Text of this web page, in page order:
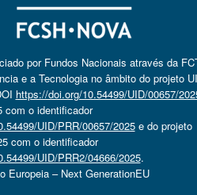
por Fundos Nacionais através da
e a Tecnologia no âmbito do projeto
https://doi.org/10.54499/UID/00657/
com o identificador
UID/PRR/00657/2025e do projeto
com o identificador
UID/PRR2/04666/2025.
Europeia – Next GenerationEU